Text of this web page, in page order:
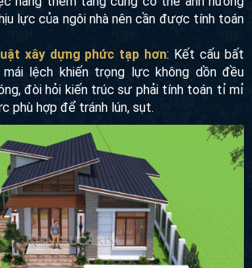
lực của ngôi nhà nên cần được tính toán
xây dựng phức tạp hơn: Kết cấu bất
lệch khiến trọng lực không dồn đều
đòi hỏi kiến trúc sư phải tính toán tỉ mỉ
phù hợp để tránh lún, sụt.